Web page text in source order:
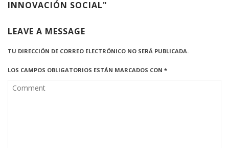
INNOVACIÓN SOCIAL"
LEAVE A MESSAGE
TU DIRECCIÓN DE CORREO ELECTRÓNICO NO SERÁ PUBLICADA.
LOS CAMPOS OBLIGATORIOS ESTÁN MARCADOS CON *